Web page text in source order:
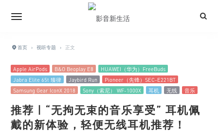
首页 › 视听专题 › 正文
Apple AirPods B&O Beoplay E8
HUAWEI（华为）FreeBuds
Jabra Elite 65t 臻律
Jaybird Run
Pioneer（先锋）SEC-E221BT
Samsung Gear IconX 2018
Sony（索尼） WF-1000X 耳机 无线 音乐
推荐 | “无拘无束的音乐享受” 耳机佩
戴的新体验，轻便无线耳机推荐！